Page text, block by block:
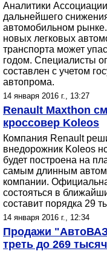
Аналитики
дальнейшего
автомобильном
новых легковых
транспорта может
годом. Специалисты
составлен с учетом
автопрома.
14 января 2016 г., 13:27
Renault Maxthon
кроссовер Koleos
Компания Renault
внедорожник Koleos
будет построена на
самым длинным
компании.
состояться в
составит порядка 29
14 января 2016 г., 12:34
Продажи
треть до 269